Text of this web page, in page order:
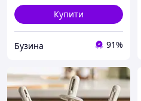
Купити
Бузина 91%